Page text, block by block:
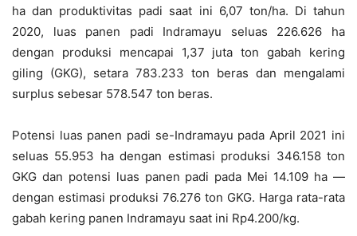
ha dan produktivitas padi saat ini 6,07 ton/ha. Di tahun
2020, luas panen padi Indramayu seluas 226.626 ha
dengan produksi mencapai 1,37 juta ton gabah kering
giling (GKG), setara 783.233 ton beras dan mengalami
surplus sebesar 578.547 ton beras.
Potensi luas panen padi se-Indramayu pada April 2021 ini
seluas 55.953 ha dengan estimasi produksi 346.158 ton
GKG dan potensi luas panen padi pada Mei 14.109 ha —
dengan estimasi produksi 76.276 ton GKG. Harga rata-rata
gabah kering panen Indramayu saat ini Rp4.200/kg.